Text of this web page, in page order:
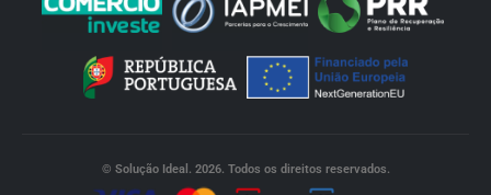
© Solução Ideal. 2026. Todos os direitos reservados.